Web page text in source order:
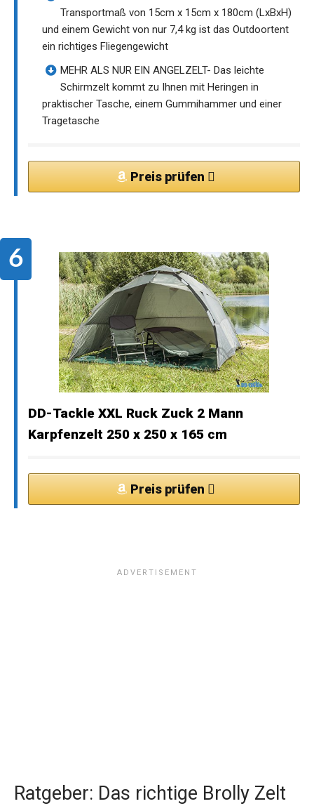
Transportmaß von 15cm x 15cm x 180cm (LxBxH)
und einem Gewicht von nur 7,4 kg ist das Outdoortent
ein richtiges Fliegengewicht
MEHR ALS NUR EIN ANGELZELT- Das leichte
Schirmzelt kommt zu Ihnen mit Heringen in
praktischer Tasche, einem Gummihammer und einer
Tragetasche
Preis prüfen
DD-Tackle XXL Ruck Zuck 2 Mann
Karpfenzelt 250 x 250 x 165 cm
Preis prüfen
Ratgeber: Das richtige Brolly Zelt